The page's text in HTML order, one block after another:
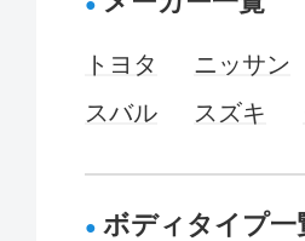
トヨタ ニッサン
スバル
スズキ
ボディタイプ一